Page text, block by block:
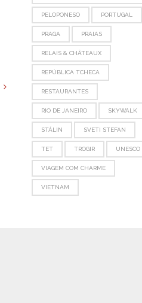
PELOPONESO PORTUGAL
PRAGA PRAIAS
RELAIS & CHÂTEAUX
REPÚBLICA TCHECA
RESTAURANTES
RIO DE JANEIRO SKYWALK
STÁLIN SVETI STEFAN
TET TROGIR UNESCO
VIAGEM COM CHARME
VIETNAM